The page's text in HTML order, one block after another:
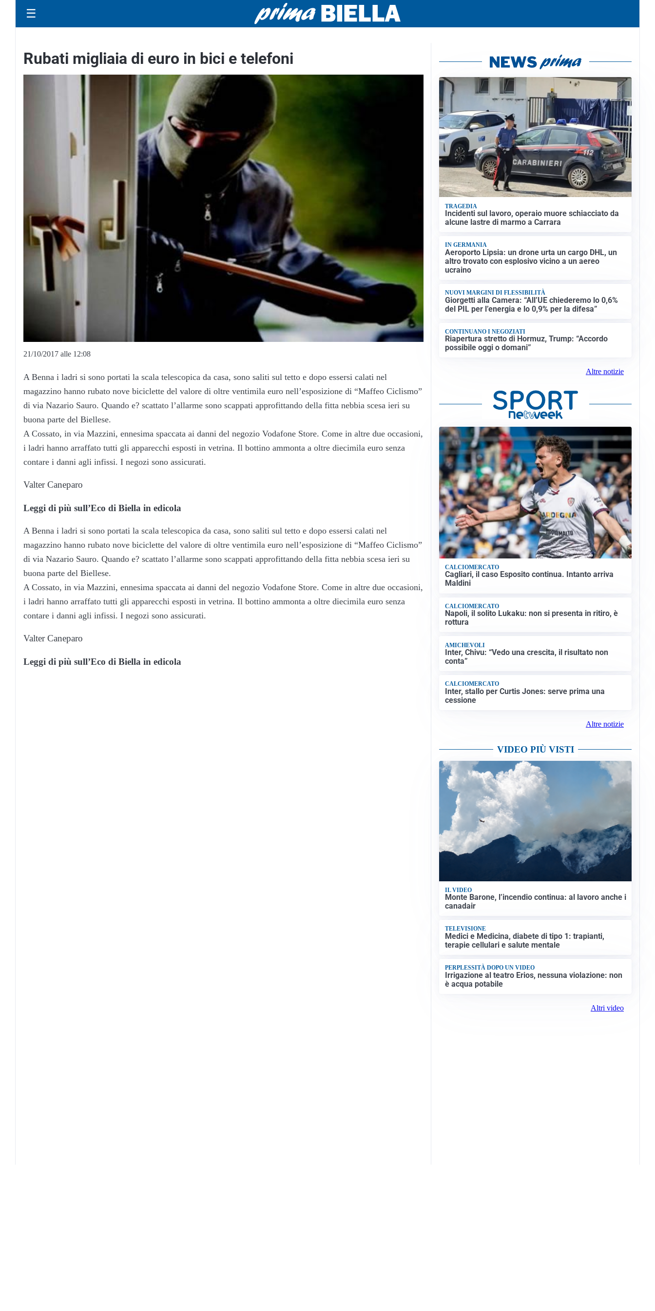
☰
Rubati migliaia di euro in bici e telefoni
21/10/2017 alle 12:08
A Benna i ladri si sono portati la scala telescopica da casa, sono saliti sul tetto e dopo essersi calati nel
magazzino hanno rubato nove biciclette del valore di oltre ventimila euro nell’esposizione di “Maffeo Ciclismo”
di via Nazario Sauro. Quando e? scattato l’allarme sono scappati approfittando della fitta nebbia scesa ieri su
buona parte del Biellese.
A Cossato, in via Mazzini, ennesima spaccata ai danni del negozio Vodafone Store. Come in altre due occasioni,
i ladri hanno arraffato tutti gli apparecchi esposti in vetrina. Il bottino ammonta a oltre diecimila euro senza
contare i danni agli infissi. I negozi sono assicurati.
Valter Caneparo
Leggi di più sull’Eco di Biella in edicola
A Benna i ladri si sono portati la scala telescopica da casa, sono saliti sul tetto e dopo essersi calati nel
magazzino hanno rubato nove biciclette del valore di oltre ventimila euro nell’esposizione di “Maffeo Ciclismo”
di via Nazario Sauro. Quando e? scattato l’allarme sono scappati approfittando della fitta nebbia scesa ieri su
buona parte del Biellese.
A Cossato, in via Mazzini, ennesima spaccata ai danni del negozio Vodafone Store. Come in altre due occasioni,
i ladri hanno arraffato tutti gli apparecchi esposti in vetrina. Il bottino ammonta a oltre diecimila euro senza
contare i danni agli infissi. I negozi sono assicurati.
Valter Caneparo
Leggi di più sull’Eco di Biella in edicola
TRAGEDIA
Incidenti sul lavoro, operaio muore schiacciato da
alcune lastre di marmo a Carrara
IN GERMANIA
Aeroporto Lipsia: un drone urta un cargo DHL, un
altro trovato con esplosivo vicino a un aereo
ucraino
NUOVI MARGINI DI FLESSIBILITÀ
Giorgetti alla Camera: “All’UE chiederemo lo 0,6%
del PIL per l’energia e lo 0,9% per la difesa”
CONTINUANO I NEGOZIATI
Riapertura stretto di Hormuz, Trump: “Accordo
possibile oggi o domani”
Altre notizie
CALCIOMERCATO
Cagliari, il caso Esposito continua. Intanto arriva
Maldini
CALCIOMERCATO
Napoli, il solito Lukaku: non si presenta in ritiro, è
rottura
AMICHEVOLI
Inter, Chivu: “Vedo una crescita, il risultato non
conta”
CALCIOMERCATO
Inter, stallo per Curtis Jones: serve prima una
cessione
Altre notizie
VIDEO PIÙ VISTI
IL VIDEO
Monte Barone, l’incendio continua: al lavoro anche i
canadair
TELEVISIONE
Medici e Medicina, diabete di tipo 1: trapianti,
terapie cellulari e salute mentale
PERPLESSITÀ DOPO UN VIDEO
Irrigazione al teatro Erios, nessuna violazione: non
è acqua potabile
Altri video